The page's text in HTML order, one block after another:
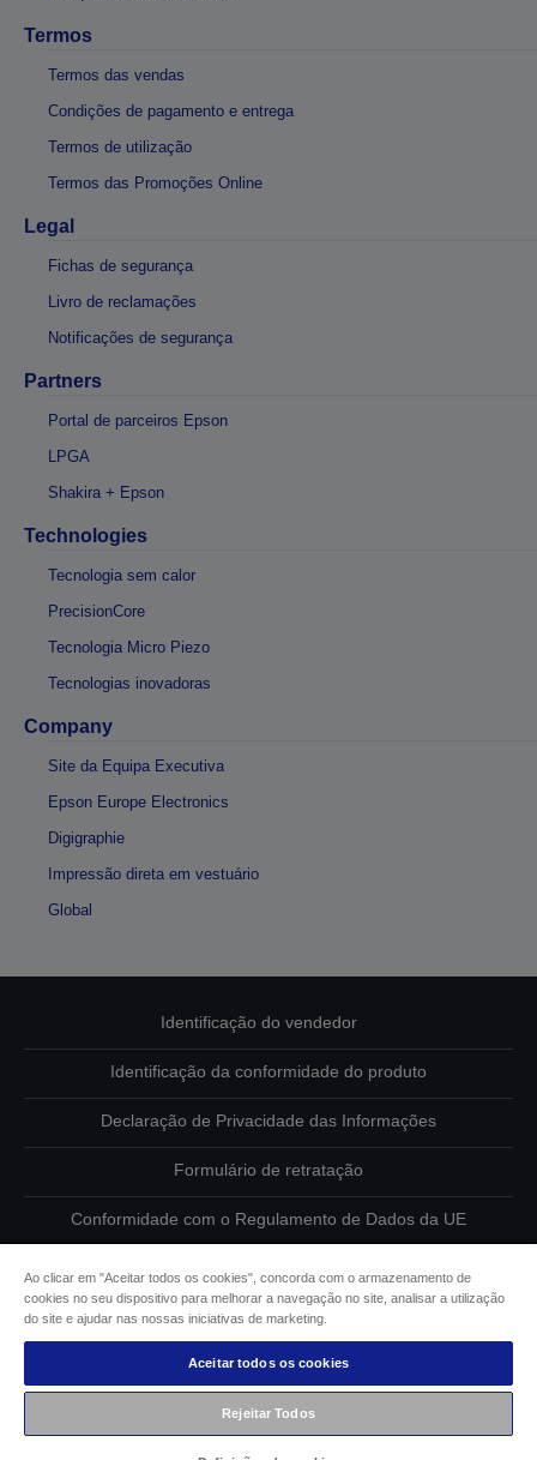
Termos
Termos das vendas
Condições de pagamento e entrega
Termos de utilização
Termos das Promoções Online
Legal
Fichas de segurança
Livro de reclamações
Notificações de segurança
Partners
Portal de parceiros Epson
LPGA
Shakira + Epson
Technologies
Tecnologia sem calor
PrecisionCore
Tecnologia Micro Piezo
Tecnologias inovadoras
Company
Site da Equipa Executiva
Epson Europe Electronics
Digigraphie
Impressão direta em vestuário
Global
Identificação do vendedor
Identificação da conformidade do produto
Declaração de Privacidade das Informações
Formulário de retratação
Conformidade com o Regulamento de Dados da UE
Informações sobre cookies
Compromisso da Epson para com a acessibilidade
Copyright © 2026 Seiko Epson
Ao clicar em "Aceitar todos os cookies", concorda com o armazenamento de
cookies no seu dispositivo para melhorar a navegação no site, analisar a utilização
do site e ajudar nas nossas iniciativas de marketing.
Aceitar todos os cookies
Rejeitar Todos